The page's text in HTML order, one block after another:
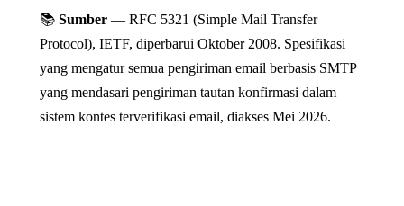
📚 Sumber — RFC 5321 (Simple Mail Transfer
Protocol), IETF, diperbarui Oktober 2008. Spesifikasi
yang mengatur semua pengiriman email berbasis SMTP
yang mendasari pengiriman tautan konfirmasi dalam
sistem kontes terverifikasi email, diakses Mei 2026.